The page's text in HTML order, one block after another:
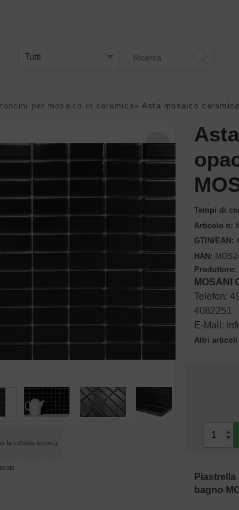
per mosaico in ceramica» Asta mosaico
la scheda tecnica
Tempi di
Articolo n:
GTIN/EAN:
HAN:
Produttore:
MOSANI
Telefon:
4082251
E-Mail:
Altri articoli
bagno